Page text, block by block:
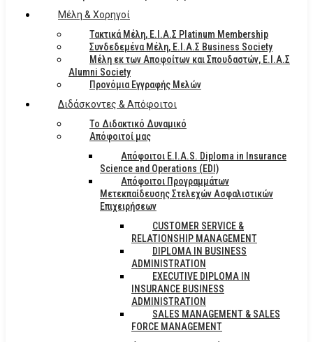
Μέλη & Χορηγοί
Τακτικά Μέλη, Ε.Ι.Α.Σ Platinum Membership
Συνδεδεμένα Μέλη, Ε.Ι.Α.Σ Business Society
Μέλη εκ των Αποφοίτων και Σπουδαστών, Ε.Ι.Α.Σ
Alumni Society
Προνόμια Εγγραφής Μελών
Διδάσκοντες & Απόφοιτοι
Το Διδακτικό Δυναμικό
Απόφοιτοί μας
Απόφοιτοι E.I.A.S. Diploma in Insurance
Science and Operations (EDI)
Απόφοιτοι Προγραμμάτων
Μετεκπαίδευσης Στελεχών Ασφαλιστικών
Επιχειρήσεων
CUSTOMER SERVICE &
RELATIONSHIP MANAGEMENT
DIPLOMA IN BUSINESS
ADMINISTRATION
EXECUTIVE DIPLOMA IN
INSURANCE BUSINESS
ADMINISTRATION
SALES MANAGEMENT & SALES
FORCE MANAGEMENT